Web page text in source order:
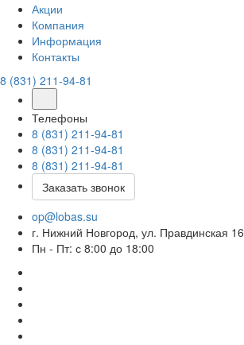
Акции
Компания
Информация
Контакты
8 (831) 211-94-81
Телефоны
8 (831) 211-94-81
8 (831) 211-94-81
8 (831) 211-94-81
Заказать звонок
op@lobas.su
г. Нижний Новгород, ул. Правдинская 16
Пн - Пт: с 8:00 до 18:00